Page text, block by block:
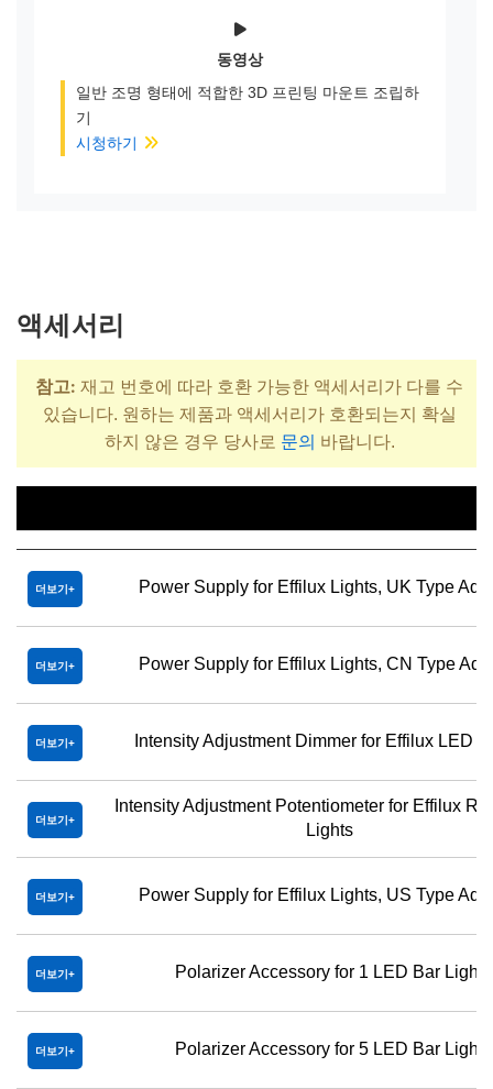
동영상
일반 조명 형태에 적합한 3D 프린팅 마운트 조립하
기
시청하기
액세서리
참고: 재고 번호에 따라 호환 가능한 액세서리가 다를 수
있습니다. 원하는 제품과 액세서리가 호환되는지 확실
하지 않은 경우 당사로 문의 바랍니다.
더보기 Power Supply for Effilux Lights, UK Type
더보기 Power Supply for Effilux Lights, CN Type
더보기 Intensity Adjustment Dimmer for Effilux LED
더보기
Intensity Adjustment Potentiometer for Effilux
Lights
더보기 Power Supply for Effilux Lights, US Type
더보기 Polarizer Accessory for 1 LED Bar Light
더보기 Polarizer Accessory for 5 LED Bar Light